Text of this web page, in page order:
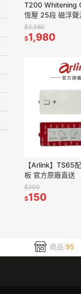
T200 Whitening
恆壓 25段 磁浮聲
〔贈杜邦刷頭6入
$2,380
$1,980
【Arlink】TS65
板 官方原廠直送
$200
$150
商品:95